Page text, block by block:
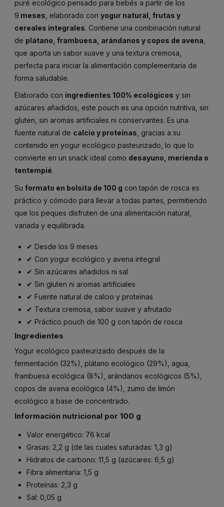
puré ecológico pensado para bebés a partir de los
9 meses , elaborado con yogur natural, frutas y
cereales integrales. Contiene una combinación natural
de plátano, frambuesa, arándanos y copos de avena
que aporta un sabor suave y una textura cremosa,
perfecta para iniciar la alimentación complementaria de
forma saludable.
Elaborado con ingredientes 100% ecológicos y sin
azúcares añadidos, este pouch es una opción nutritiva, sin
gluten, sin aromas artificiales ni conservantes. Es una
fuente natural de calcio y proteínas , gracias a su
contenido en yogur ecológico pasteurizado, lo que lo
convierte en un snack ideal como desayuno, merienda o
tentempié.
Su formato en bolsita de 100 g con tapón de rosca es
práctico y cómodo para llevar a todas partes, permitiendo
que los peques disfruten de una alimentación natural,
variada y equilibrada.
✔ Desde los 9 meses
✔ Con yogur ecológico y avena integral
✔ Sin azúcares añadidos ni sal
✔ Sin gluten ni aromas artificiales
✔ Fuente natural de calcio y proteínas
✔ Textura cremosa, sabor suave y afrutado
✔ Práctico pouch de 100 g con tapón de rosca
Ingredientes
Yogur ecológico pasteurizado después de la
fermentación (32%), plátano ecológico (29%), agua,
frambuesa ecológica (8%), arándanos ecológicos (5%),
copos de avena ecológica (4%), zumo de limón
ecológico a base de concentrado.
Información nutricional por 100 g
Valor energético: 76 kcal
Grasas: 2,2 g (de las cuales saturadas: 1,3 g)
Hidratos de carbono: 11,5 g (azúcares: 6,5 g)
Fibra alimentaria: 1,5 g
Proteínas: 2,3 g
Sal: 0,05 g